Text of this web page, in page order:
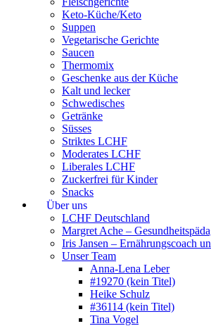
Keto-Küche/Keto
Suppen
Vegetarische Gerichte
Saucen
Thermomix
Geschenke aus der Küche
Kalt und lecker
Schwedisches
Getränke
Süsses
Striktes LCHF
Moderates LCHF
Liberales LCHF
Zuckerfrei für Kinder
Snacks
Über uns
LCHF Deutschland
Margret Ache –
Iris Jansen – Ernährungscoach
Unser Team
Anna-Lena Leber
#19270 (kein Titel)
Heike Schulz
#36114 (kein Titel)
Tina Vogel